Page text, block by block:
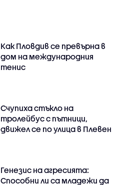
Как Пловдив се превърна в
дом на международния
тенис
Счупиха стъкло на
тролейбус с пътници,
движел се по улица в Плевен
Генезис на агресията:
Способни ли са младежи да